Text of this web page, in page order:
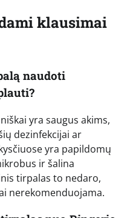
klausimai
naudoti
yra saugus akims,
dezinfekcijai ar
yra papildomų
ir šalina
tirpalas to nedaro,
nerekomenduojama.